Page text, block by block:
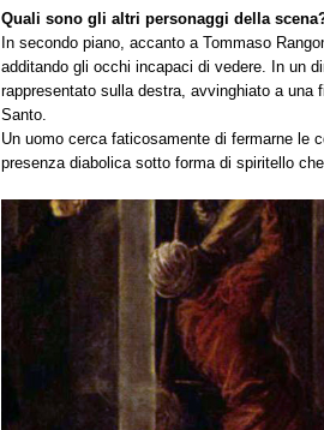
Quali sono gli altri personaggi della
In secondo piano, accanto a Tommaso
additando gli occhi incapaci di vedere. In un
rappresentato sulla destra, avvinghiato a una
Santo.
Un uomo cerca faticosamente di fermarne le
presenza diabolica sotto forma di spiritello